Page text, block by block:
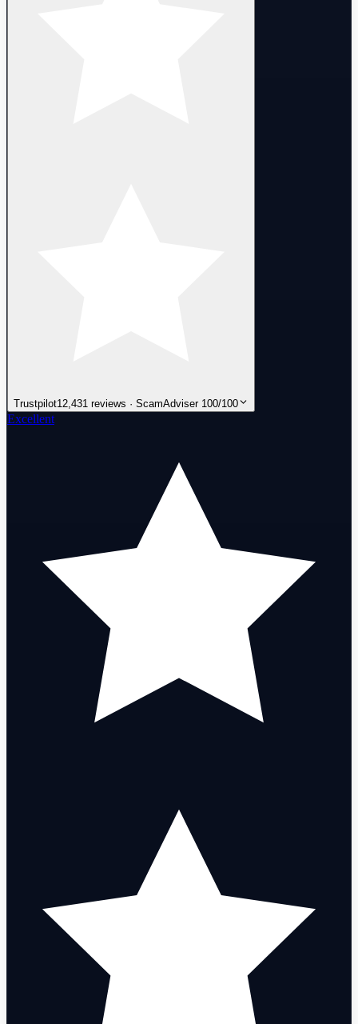
Trustpilot12,431 reviews · ScamAdviser 100/100
Excellent